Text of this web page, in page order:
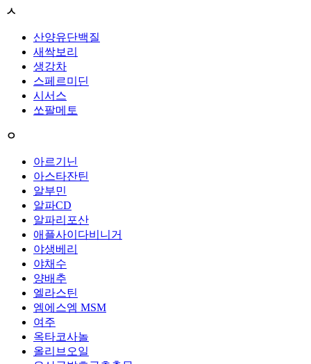
ㅅ
산양유단백질
새싹보리
생강차
스페르미딘
시서스
쏘팔메토
ㅇ
아르기닌
아스타잔틴
알부민
알파CD
알파리포산
애플사이다비니거
야생베리
야채수
양배추
엘라스틴
엠에스엠 MSM
여주
옥타코사놀
올리브오일